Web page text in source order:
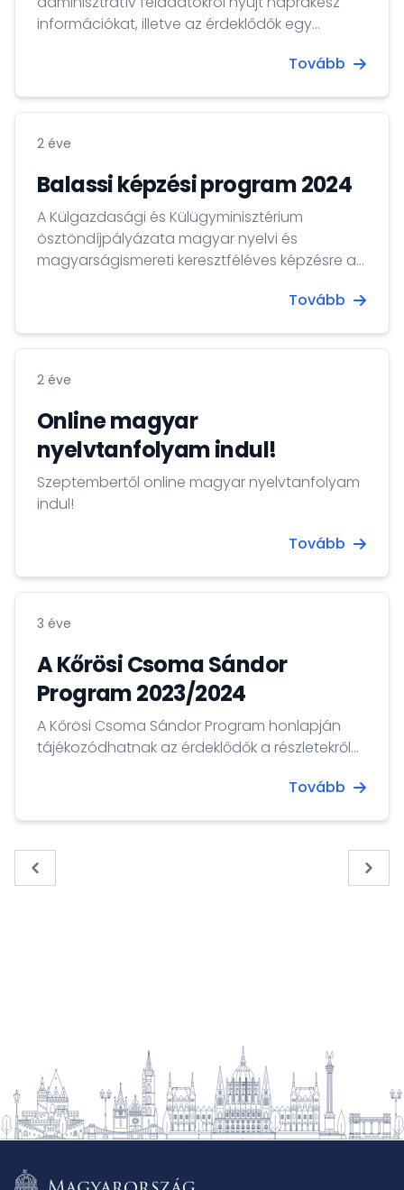
információkat, illetve az érdeklődők egy
Tovább
2 éve
Balassi képzési program 2024
A Külgazdasági és Külügyminisztérium
ösztöndíjpályázata magyar nyelvi és
magyarságismereti keresztféléves képzésre a
személyek számára a 2024-es tanévreTovább
2 éve
Online magyar
nyelvtanfolyam indul!
Szeptembertől online magyar nyelvtanfolyam
indul!
Tovább
3 éve
A Kőrösi Csoma Sándor
Program 2023/2024
A Kőrösi Csoma Sándor Program honlapján
tájékozódhatnak az érdeklődők a részletekről...
Tovább
« Previous Next